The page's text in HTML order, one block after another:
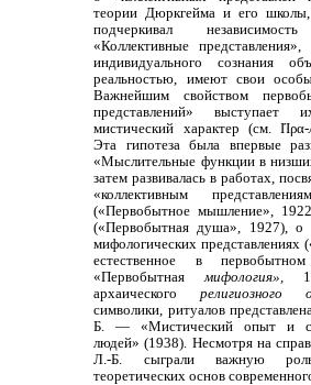
теории Дюркгейма и его
подчеркивал
«Коллективные
индивидуального сознания
реальностью, имеют свои
Важнейшим свойством
представлений» выступает
мистический характер (см. ΙΊρα-
Эта гипотеза была впервые
«Мыслительные функции в
затем развивалась в работах,
«коллективным
(«Первобытное мышление»,
(«Первобытная душа», 1927), о
мифологических представле­ниях
естественное в
«Первобытнаямифология»,
архаического
символики, ритуалов
Б. — «Мистический опыт и
людей» (1938). Несмотря на
Л.-Б. сыграли важную
теоретических основ